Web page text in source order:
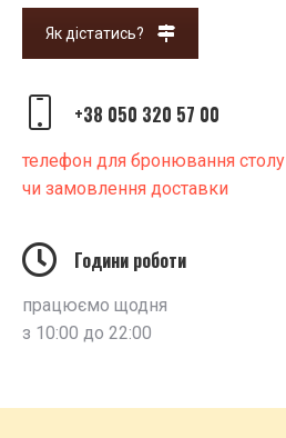
Як дістатись?
+38 050 320 57 00
телефон для бронювання столу
чи замовлення доставки
Години роботи
працюємо щодня
з 10:00 до 22:00